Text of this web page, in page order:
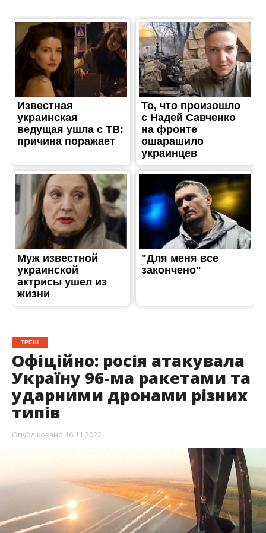
ТРЕШ
Офіційно: росія атакувала
Україну 96-ма ракетами та
ударними дронами різних
типів
Опубліковано 16.11.2022